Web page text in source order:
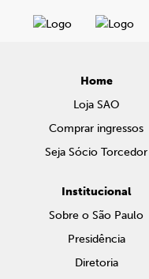
Home
Loja SAO
Comprar ingressos
Seja Sócio Torcedor
Institucional
Sobre o São Paulo
Presidência
Diretoria